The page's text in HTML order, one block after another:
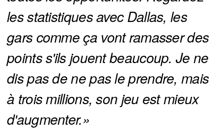
les statistiques avec Dallas, les
gars comme ça vont ramasser des
points s'ils jouent beaucoup. Je ne
dis pas de ne pas le prendre, mais
à trois millions, son jeu est mieux
d'augmenter.»